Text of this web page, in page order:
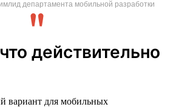
департамента мобильной разработки
действительно
для мобильных